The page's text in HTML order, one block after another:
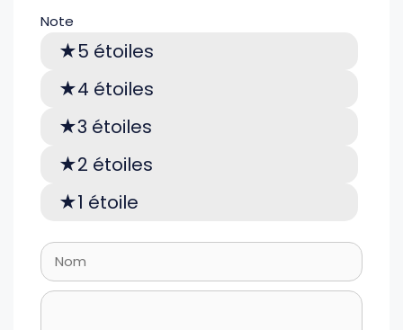
Note
5 étoiles
4 étoiles
3 étoiles
2 étoiles
1 étoile